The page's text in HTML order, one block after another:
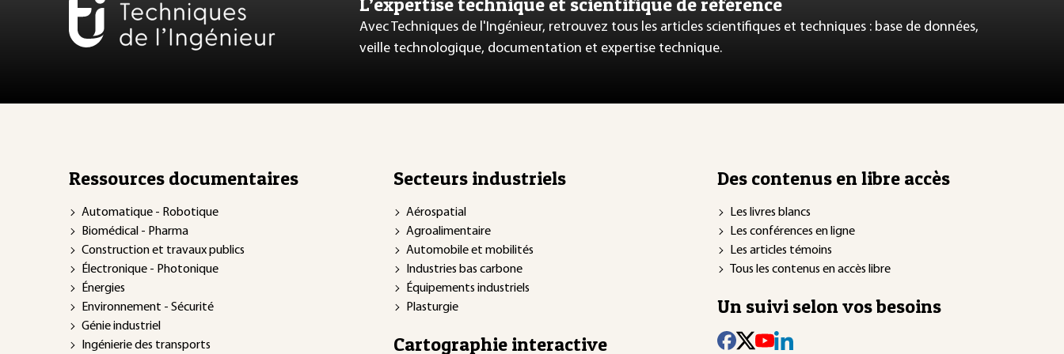
Avec Techniques de l'Ingénieur, retrouvez tous les articles scientifiques et techniques : base de données,
veille technologique, documentation et expertise technique.
Ressources documentaires
Automatique - Robotique
Biomédical - Pharma
Construction et travaux publics
Électronique - Photonique
Énergies
Environnement - Sécurité
Génie industriel
Ingénierie des transports
Secteurs industriels
Aérospatial
Agroalimentaire
Automobile et mobilités
Industries bas carbone
Équipements industriels
Plasturgie
Cartographie interactive
Des contenus en libre accès
Les livres blancs
Les conférences en ligne
Les articles témoins
Tous les contenus en accès libre
Un suivi selon vos besoins